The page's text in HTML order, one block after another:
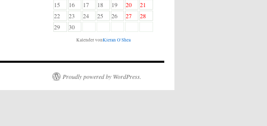
15
16 17 18 19 20
21
22
23 24 25 26 27
28
29
30
Kalender vonKieran O'Shea
Proudly powered by WordPress.